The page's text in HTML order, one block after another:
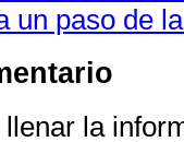
un paso de
la